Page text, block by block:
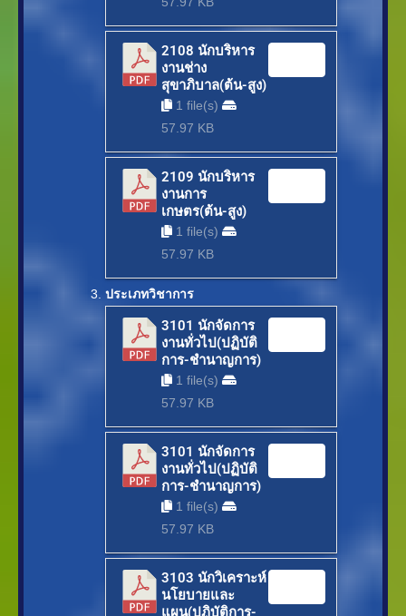
2108 นักบริหาร
งานช่าง
สุขาภิบาล(ต้น-สูง)
1 file(s)
57.97 KB
2109 นักบริหาร
งานการ
เกษตร(ต้น-สูง)
1 file(s)
57.97 KB
ประเภทวิชาการ
3101 นักจัดการ
งานทั่วไป(ปฏิบัติ
การ-ชำนาญการ)
1 file(s)
57.97 KB
3101 นักจัดการ
งานทั่วไป(ปฏิบัติ
การ-ชำนาญการ)
1 file(s)
57.97 KB
3103 นักวิเคราะห์
นโยบายและ
แผน(ปฏิบัติการ-